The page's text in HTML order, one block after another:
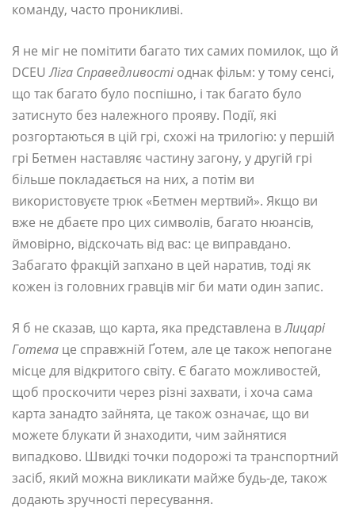
команду, часто проникливі.
Я не міг не помітити багато тих самих помилок, що й
DCEUЛіга Справедливості однак фільм: у тому сенсі,
що так багато було поспішно, і так багато було
затиснуто без належного прояву. Події, які
розгортаються в цій грі, схожі на трилогію: у першій
грі Бетмен наставляє частину загону, у другій грі
більше покладається на них, а потім ви
використовуєте трюк «Бетмен мертвий». Якщо ви
вже не дбаєте про цих символів, багато нюансів,
ймовірно, відскочать від вас: це виправдано.
Забагато фракцій запхано в цей наратив, тоді як
кожен із головних гравців міг би мати один запис.
Я б не сказав, що карта, яка представлена ​​вЛицарі
Готема це справжній Ґотем, але це також непогане
місце для відкритого світу. Є багато можливостей,
щоб проскочити через різні захвати, і хоча сама
карта занадто зайнята, це також означає, що ви
можете блукати й знаходити, чим зайнятися
випадково. Швидкі точки подорожі та транспортний
засіб, який можна викликати майже будь-де, також
додають зручності пересування.